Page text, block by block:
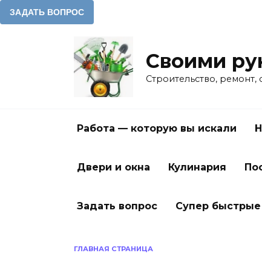
Своими
Строительство, ремонт,
Работа — которую вы искали
Двери и окна Кулинария
Задать вопрос Супер
ГЛАВНАЯ СТРАНИЦА